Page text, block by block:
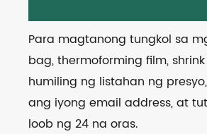
Para magtanong tungkol sa
bag, thermoforming film,
humiling ng listahan ng
ang iyong email address, at
loob ng 24 na oras.